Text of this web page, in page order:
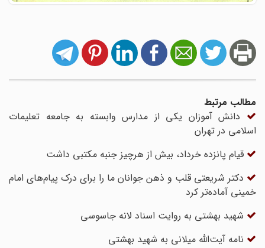
مطالب مرتبط
دانش آموزان یکی از مدارس وابسته به جامعه تعلیمات
اسلامی در تهران
قیام پانزده خرداد، بیش از هرچیز جنبه مکتبی داشت
دکتر شریعتی قلب و ذهن جوانان ما را برای درک پیام‌های امام
خمینی آماده‌تر کرد
شهید بهشتی به روایت اسناد لانه جاسوسی
نامه آیت‌الله میلانی به شهید بهشتی